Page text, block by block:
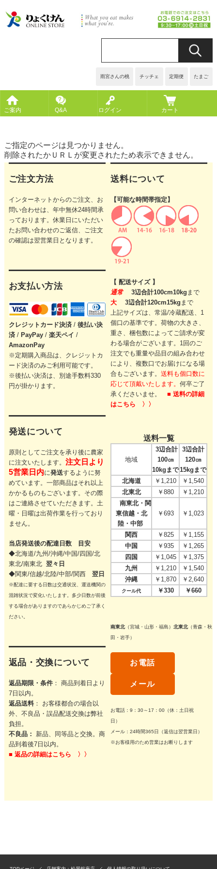
雨宮さんの桃 チッチェ 定期便 たまご
ご案内 Q&A ログイン カート
ご指定のページは見つかりません。
削除されたかＵＲＬが変更されたため表示できません。
ご注文方法
インターネットからのご注文、お
問い合わせは、年中無休24時間承
っております。休業日にいただい
たお問い合わせのご返信、ご注文
の確認は翌営業日となります。
お支払い方法
クレジットカード決済 / 後払い決
済/ PayPay/ 楽天ペイ /
AmazonPay
※定期購入商品は、クレジットカ
ード決済のみご利用可能です。
※後払い決済は、別途手数料330
円が掛かります。
発送について
原則としてご注文を承り後に農家
に注文いたします。 注文日より
5営業日内に発送するように努
めています。一部商品はそれ以上
かかるものもございます。その際
はご連絡させていただきます。 土
曜・日曜は出荷作業を行っており
ません。
当店発送後の配達日数 目安
◆北海道/九州/沖縄/中国/四国/北
東北/南東北 翌々日
◆関東/信越/北陸/中部/関西 翌日
※配達に要する日数は交通状況、運送機関の
混雑状況で変化いたします。多少日数が前後
する場合がありますのであらかじめご了承く
ださい。
返品・交換について
返品期限・条件： 商品到着日より
7日以内。
返品送料： お客様都合の場合以
外、不良品・誤品配送交換は弊社
負担。
不良品：
新品、同等品と交換。商
品到着後7日以内。
■ 返品の詳細はこちら 〉〉
送料について
【可能な時間帯指定】
【 配送サイズ 】
通常
3辺合計100cm10kg まで
大
3辺合計120cm15kg まで
上記サイズは、常温/冷蔵配送、1
個口の基準です。荷物の大きさ、
重さ、梱包数によってご請求が変
わる場合がございます。 1回のご
注文でも重量や品目の組み合わせ
により、複数口でお届けになる場
合もございます。送料も個口数に
応じて頂戴いたします。何卒ご了
承くださいませ。■ 送料の詳細
はこちら 〉〉
送料一覧
地域
3辺合計
100㎝
10kgまで
3辺合計
120㎝
15kgまで
北海道
￥1,210
￥1,540
北東北
￥880
￥1,210
南東北・関
東信越・北
陸・中部
￥693 ￥1,023
関西 ￥825
￥1,155
中国
￥935
￥1,265
四国
￥1,045
￥1,375
九州
￥1,210
￥1,540
沖縄
￥1,870 ￥2,640
クール代 ￥330 ￥660
南東北（宮城・山形・福島）北東北（青森・秋
田・岩手）
お電話
メール
お電話：9：30～17：00（休：土日祝
日）
メール：24時間365日（返信は翌営業日）
※お客様用のため営業はお断りします